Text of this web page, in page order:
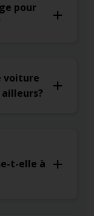
pour
voiture
t-elle à